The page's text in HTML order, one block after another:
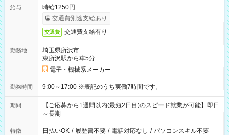
給与
時給1250円
交通費別途支給あり
交通費 交通費支給有り
勤務地
埼玉県所沢市
東所沢駅から車5分
電子・機械系メーカー
勤務時間 9:00～17:00 ※表記のうち実働7時間です。
期間
【ご応募から1週間以内(最短2日目)のスピード就業が可能】即日
～長期
特徴 日払いOK / 履歴書不要 / 電話対応なし / パソコンスキル不要